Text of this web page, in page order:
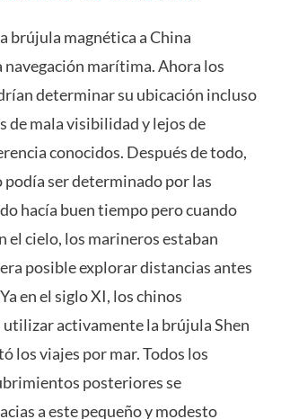
brújula magnética a China
marítima. Ahora los
determinar su ubicación incluso
de mala visibilidad y lejos de
conocidos. Después de todo,
podía ser determinado por las
hacía buen tiempo pero cuando
el cielo, los marineros estaban
posible explorar distancias antes
en el siglo XI, los chinos
utilizar activamente la brújula Shen
los viajes por mar. Todos los
posteriores se
a este pequeño y modesto